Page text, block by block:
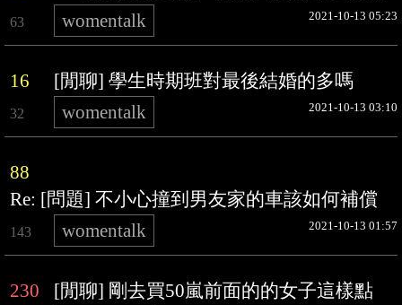
63 womentalk 2021-10-13 05:23
16 [閒聊] 學生時期班對最後結婚的多嗎
32 womentalk 2021-10-13 03:10
88
Re: [問題] 不小心撞到男友家的車該如何補償
143 womentalk 2021-10-13 01:57
230 [閒聊] 剛去買50嵐前面的的女子這樣點